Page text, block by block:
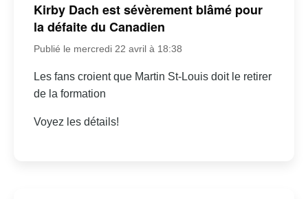
Kirby Dach est sévèrement blâmé pour
la défaite du Canadien
Publié le mercredi 22 avril à 18:38
Les fans croient que Martin St-Louis doit le retirer
de la formation
Voyez les détails!